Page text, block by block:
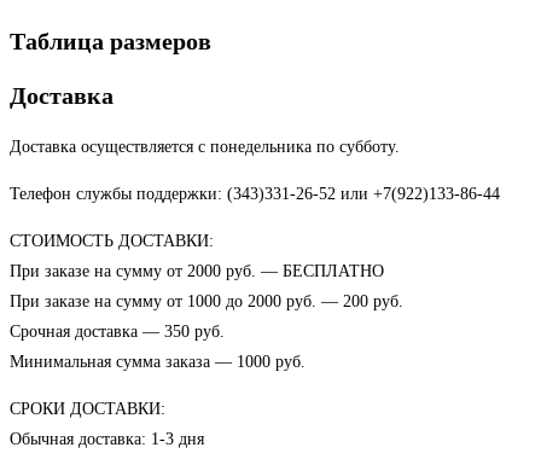
Таблица размеров
Доставка
Доставка осуществляется с понедельника по субботу.
Телефон службы поддержки: (343)331-26-52 или +7(922)133-86-44
СТОИМОСТЬ ДОСТАВКИ:
При заказе на сумму от 2000 руб. — БЕСПЛАТНО
При заказе на сумму от 1000 до 2000 руб. — 200 руб.
Срочная доставка — 350 руб.
Минимальная сумма заказа — 1000 руб.
СРОКИ ДОСТАВКИ:
Обычная доставка: 1-3 дня